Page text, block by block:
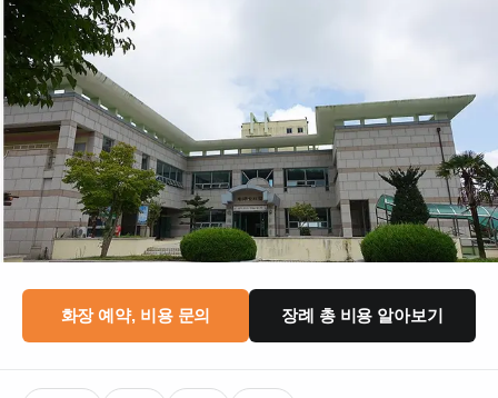
화장 예약, 비용 문의 장례 총 비용 알아보기